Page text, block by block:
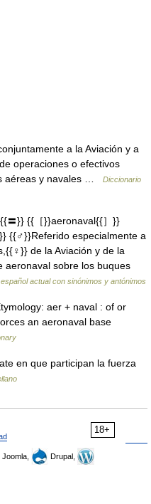
a la Aviación y a
operaciones o efectivos
aéreas y navales …
Diccionario
〓}} {{［}}aeronaval{{］}}
}} {{♂}}Referido especialmente a
de la Aviación y de la
aeronaval sobre los buques
actual con sinónimos y antónimos
aer + naval : of or
an aeronaval base
en que participan la fuerza
18+
Joomla,
Drupal,